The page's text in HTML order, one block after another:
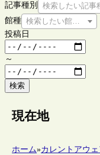
記事種別
検索したい記事
館種 検索したい館種を選
投稿日
～
検索
現在地
ホーム»カレントアウ